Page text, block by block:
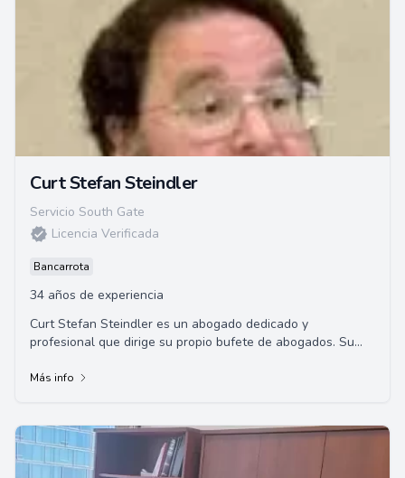
Curt Stefan Steindler
Servicio South Gate
Licencia Verificada
Bancarrota
34 años de experiencia
Curt Stefan Steindler es un abogado dedicado y
profesional que dirige su propio bufete de abogados. Su
Más info